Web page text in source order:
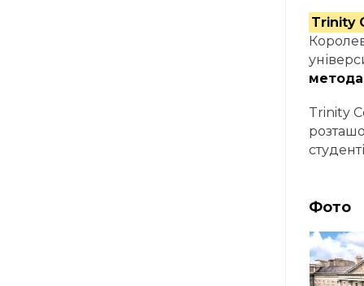
Trinity
Trinity
Фото